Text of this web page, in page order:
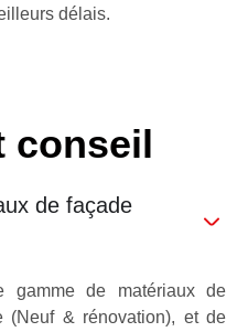
délais.
conseil
de façade
gamme de matériaux de
(Neuf & rénovation), et de